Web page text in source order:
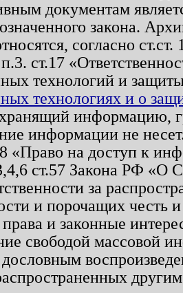
документам
закона.
согласно
ст.17
технологий и
технологиях и о
информацию,
информации не
«Право на доступ к
ст.57 Закона РФ «О
за
и порочащих честь
и законные
свободой массовой